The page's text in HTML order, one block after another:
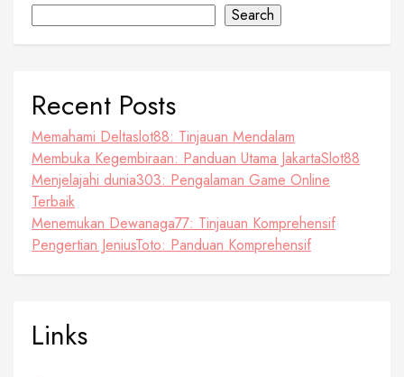
Search
Recent Posts
Memahami Deltaslot88: Tinjauan Mendalam
Membuka Kegembiraan: Panduan Utama JakartaSlot88
Menjelajahi dunia303: Pengalaman Game Online
Terbaik
Menemukan Dewanaga77: Tinjauan Komprehensif
Pengertian JeniusToto: Panduan Komprehensif
Links